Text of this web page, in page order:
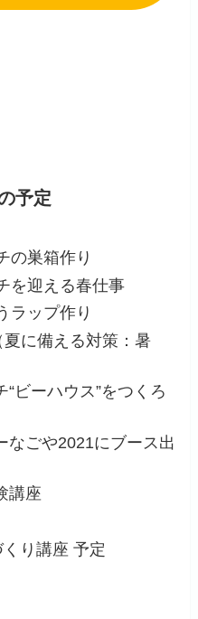
予定
の巣箱作り
を迎える春仕事
ラップ作り
に備える対策：暑
ビーハウス”をつくろ
なごや2021にブース出
講座
り講座 予定